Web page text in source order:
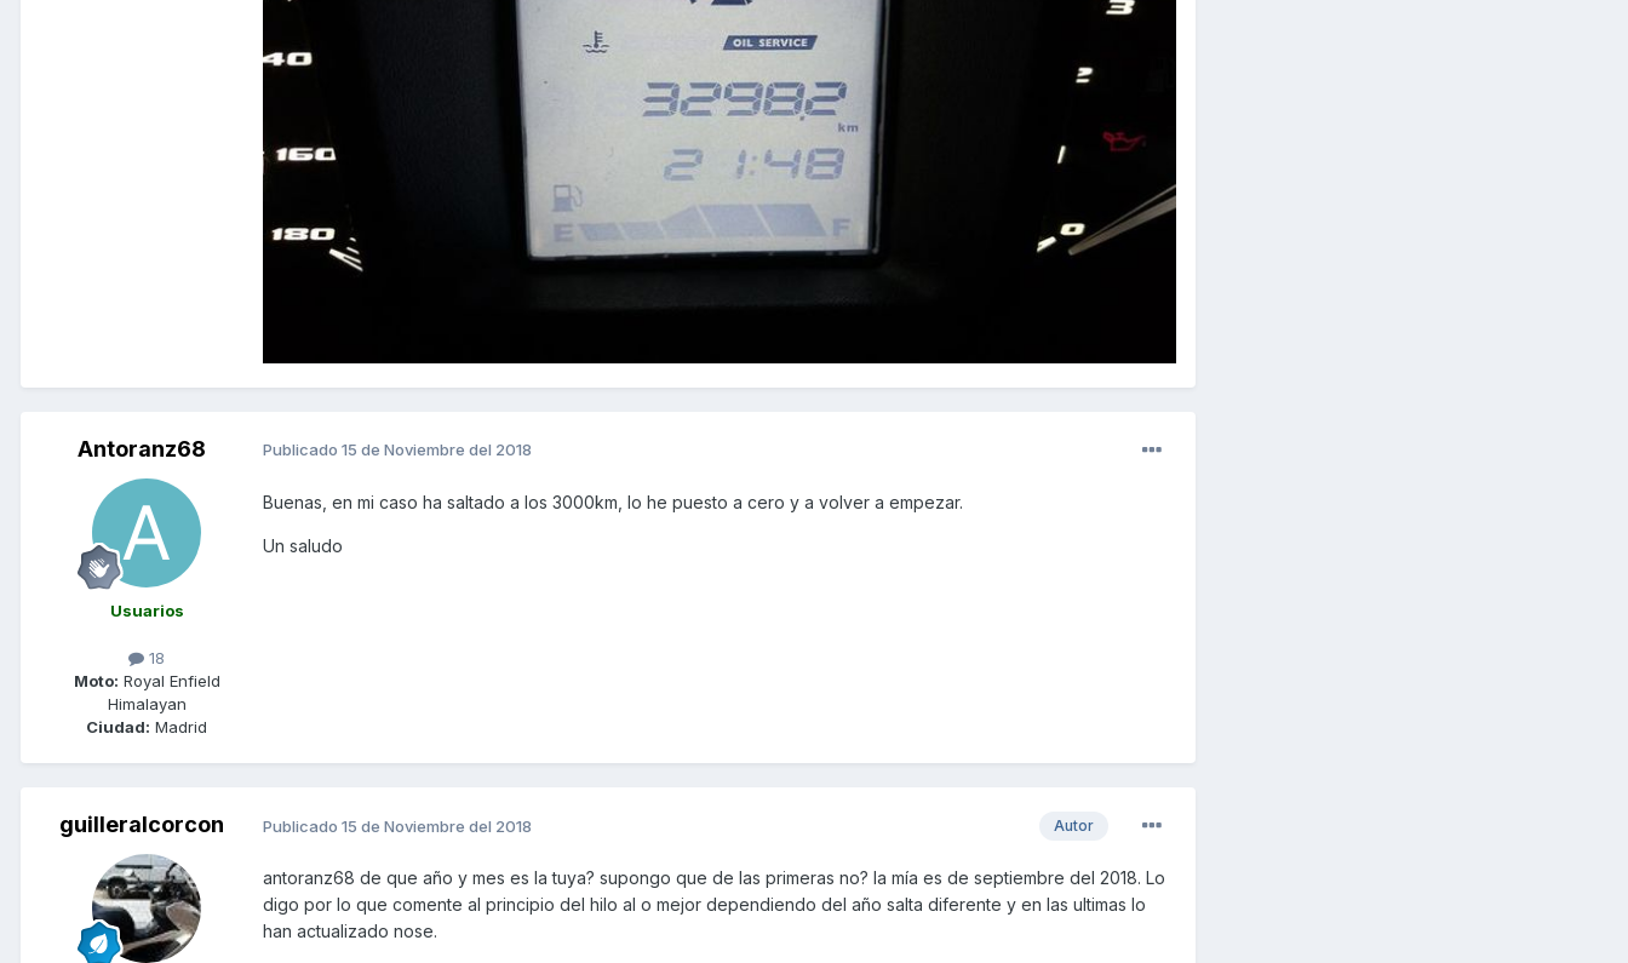
Antoranz68
Usuarios
18
Moto: Royal Enfield
Himalayan
Ciudad: Madrid
Publicado 15 de Noviembre del 2018
Buenas, en mi caso ha saltado a los 3000km, lo he puesto a cero y a volver a empezar.
Un saludo
guilleralcorcon Autor
Publicado 15 de Noviembre del 2018
antoranz68 de que año y mes es la tuya? supongo que de las primeras no? la mía es de septiembre del 2018. Lo
digo por lo que comente al principio del hilo al o mejor dependiendo del año salta diferente y en las ultimas lo
han actualizado nose.